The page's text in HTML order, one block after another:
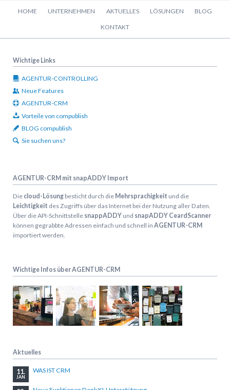
HOME UNTERNEHMEN AKTUELLES LÖSUNGEN BLOG
KONTAKT
Wichtige Links
AGENTUR-CONTROLLING
Neue Features
AGENTUR-CRM
Vorteile von compublish
BLOG compublish
Sie suchen uns?
AGENTUR-CRM mit snapADDY Import
Diecloud-Lösungbesticht durch die Mehrsprachigkeit und die
Leichtigkeit des Zugriffs über das Internet bei der Nutzung aller Daten.
Über die API-Schnittstelle snappADDYund snapADDY CeardScanner
können gegrabbte Adressen einfach und schnell in AGENTUR-CRM
importiert werden.
Wichtige Infos über AGENTUR-CRM
Aktuelles
11.
JAN
WAS IST CRM